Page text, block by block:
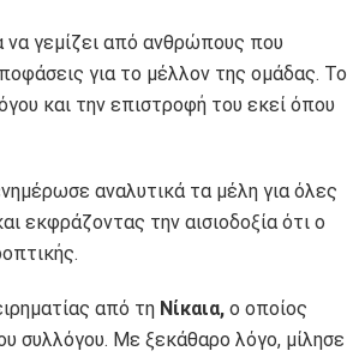
να γεμίζει από ανθρώπους που
για το μέλλον της ομάδας. Το
και την επιστροφή του εκεί όπου
αναλυτικά τα μέλη για όλες
εκφράζοντας την αισιοδοξία ότι ο
από τη Νίκαια, ο οποίος
συλλόγου. Με ξεκάθαρο λόγο, μίλησε